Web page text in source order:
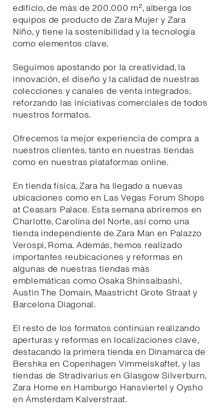
edificio, de más de 200.000 m², alberga los
equipos de producto de Zara Mujer y Zara
Niño, y tiene la sostenibilidad y la tecnología
como elementos clave.
Seguimos apostando por la creatividad, la
innovación, el diseño y la calidad de nuestras
colecciones y canales de venta integrados,
reforzando las iniciativas comerciales de todos
nuestros formatos.
Ofrecemos la mejor experiencia de compra a
nuestros clientes, tanto en nuestras tiendas
como en nuestras plataformas online.
En tienda física, Zara ha llegado a nuevas
ubicaciones como en Las Vegas Forum Shops
at Ceasars Palace. Esta semana abriremos en
Charlotte, Carolina del Norte, así como una
tienda independiente de Zara Man en Palazzo
Verospi, Roma. Además, hemos realizado
importantes reubicaciones y reformas en
algunas de nuestras tiendas más
emblemáticas como Osaka Shinsaibashi,
Austin The Domain, Maastricht Grote Straat y
Barcelona Diagonal.
El resto de los formatos continúan realizando
aperturas y reformas en localizaciones clave,
destacando la primera tienda en Dinamarca de
Bershka en Copenhagen Vimmelskaftet, y las
tiendas de Stradivarius en Glasgow Silverburn,
Zara Home en Hamburgo Hansviertel y Oysho
en Ámsterdam Kalverstraat.